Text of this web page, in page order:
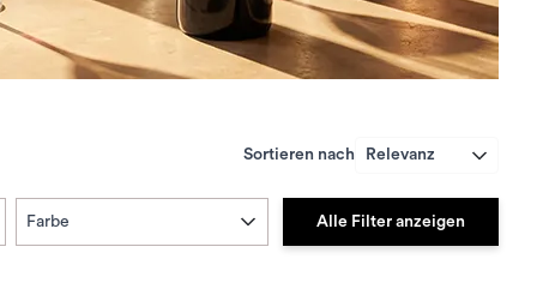
Sortieren nach Relevanz
Farbe Alle Filter anzeigen